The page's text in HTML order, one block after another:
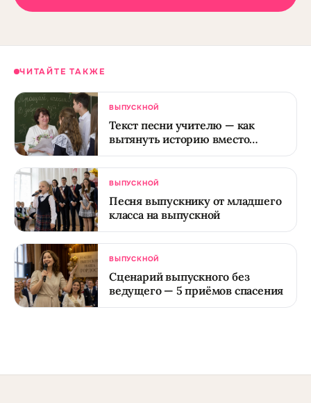
ЧИТАЙТЕ ТАКЖЕ
ВЫПУСКНОЙ
Текст песни учителю — как
вытянуть историю вместо
дежурного спасибо
ВЫПУСКНОЙ
Песня выпускнику от младшего
класса на выпускной
ВЫПУСКНОЙ
Сценарий выпускного без
ведущего — 5 приёмов спасения